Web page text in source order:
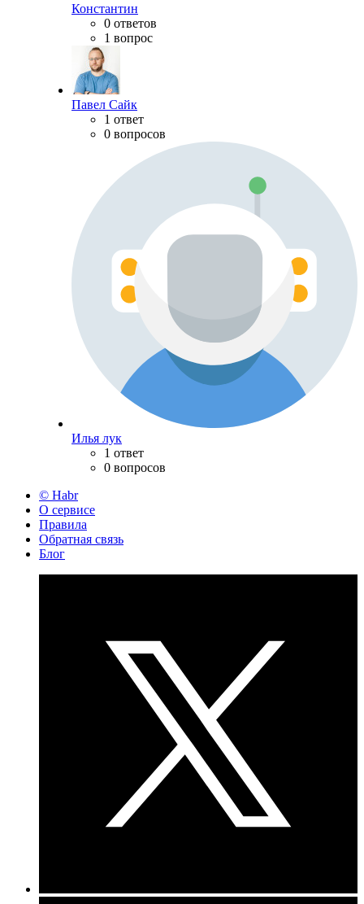
Константин
0 ответов
1 вопрос
Павел Сайк
1 ответ
0 вопросов
Илья лук
1 ответ
0 вопросов
© Habr
О сервисе
Правила
Обратная связь
Блог